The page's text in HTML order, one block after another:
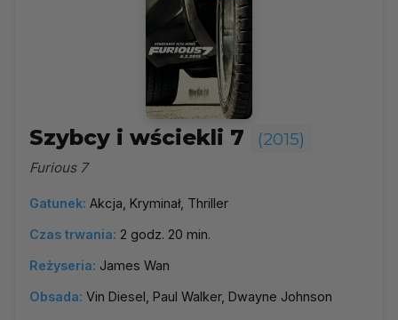
Szybcy i wściekli 7 (2015)
Furious 7
Gatunek: Akcja, Kryminał, Thriller
Czas trwania: 2 godz. 20 min.
Reżyseria: James Wan
Obsada: Vin Diesel, Paul Walker, Dwayne Johnson